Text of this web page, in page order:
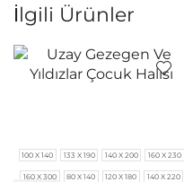
İlgili Ürünler
100 X 140 133 X 190 140 X 200 160 X 230
160 X 300 80 X 140 120 X 180 140 X 220